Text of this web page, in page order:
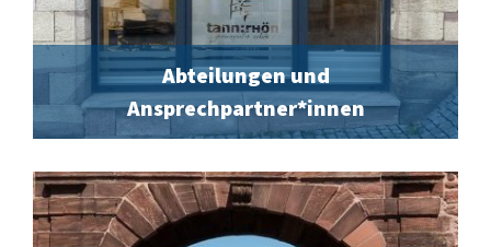
Abteilungen und
Ansprechpartner*innen